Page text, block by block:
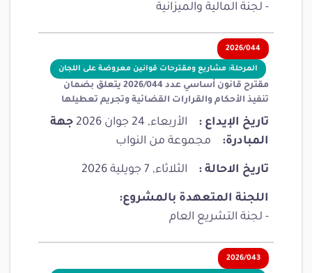
- لجنة المالية والميزانية
2026/044
المرحلة: مشاريع ومقترحات قوانين معروضة على اللجان
مقترح قانون أساسي عدد 2026/044 يتعلق بضمان
تنفيذ الأحكام والقرارات القضائية وتجريم تعطيلها
تاريخ الإيداع : الأربعاء, 24 جوان 2026
جهة
المبادرة:
مجموعة من النواب
تاريخ الاحالة : الثلاثاء, 7 جويلية 2026
اللجنة المتعهدة بالمشروع:
- لجنة التشريع العام
2026/043